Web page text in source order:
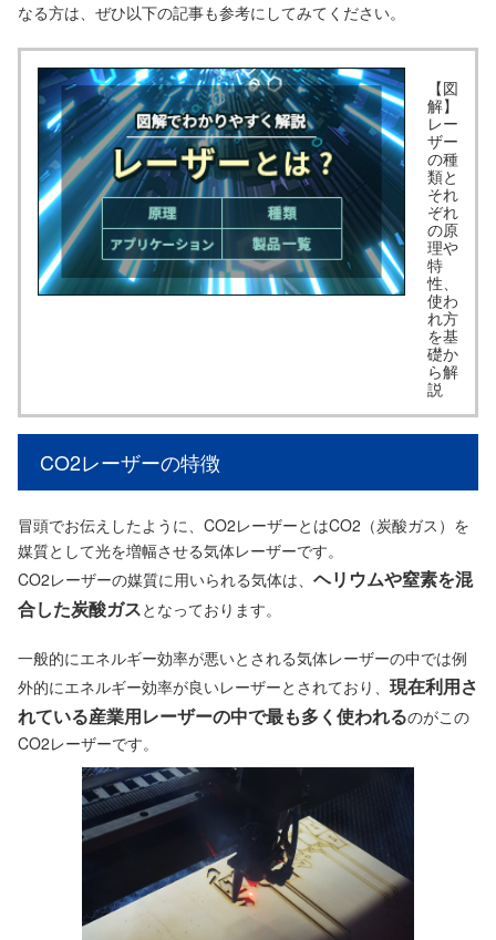
なる方は、ぜひ以下の記事も参考にしてみてください。
【図
解】
レー
ザー
の種
類と
それ
ぞれ
の原
理や
特
性、
使わ
れ方
を基
礎か
ら解
説
CO2レーザーの特徴
冒頭でお伝えしたように、CO2レーザーとはCO2（炭酸ガス）を
媒質として光を増幅させる気体レーザーです。
CO2レーザーの媒質に用いられる気体は、 ヘリウムや窒素を混
合した炭酸ガスとなっております。
一般的にエネルギー効率が悪いとされる気体レーザーの中では例
外的にエネルギー効率が良いレーザーとされており、 現在利用さ
れている産業用レーザーの中で最も多く使われるのがこの
CO2レーザーです。